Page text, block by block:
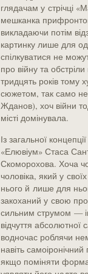
глядачам у стрічці
мешканка
викладаючи потім
картинку лише для
спілкуватися не
про війну та
тридцять років тому
сюжетом, так само
Жданов), хоч війни
місті домінувала.
Із загальної
«Елювіум» Стаса
Скоморохова. Хоча
чоловіка, який у
нього й лише для
закоханий у свою
сильним струмом —
відчуття абсолютної
водночас роблячи
навіть
якщо поміняти